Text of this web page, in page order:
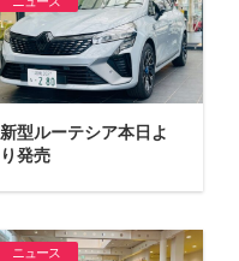
新型ルーテシア本日よ
り発売
ニュース